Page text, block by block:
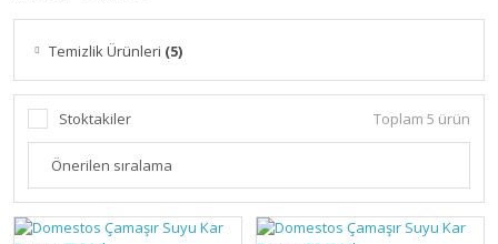
Temizlik Ürünleri (5)
Stoktakiler Toplam 5 ürün